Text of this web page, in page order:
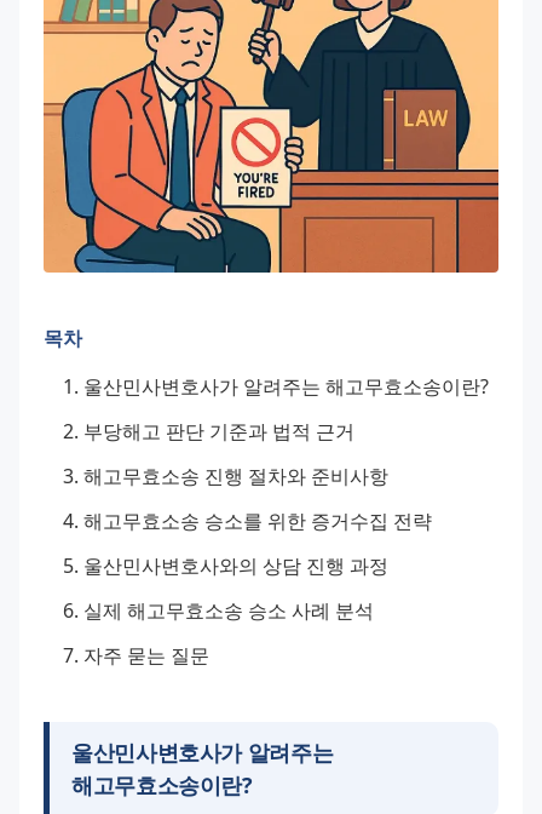
목차
울산민사변호사가 알려주는 해고무효소송이란?
부당해고 판단 기준과 법적 근거
해고무효소송 진행 절차와 준비사항
해고무효소송 승소를 위한 증거수집 전략
울산민사변호사와의 상담 진행 과정
실제 해고무효소송 승소 사례 분석
자주 묻는 질문
울산민사변호사가 알려주는
해고무효소송이란?